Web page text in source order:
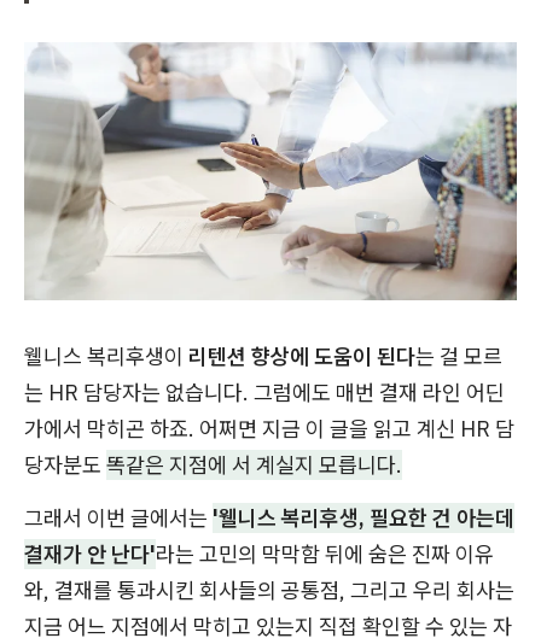
웰니스 복리후생이 리텐션 향상에 도움이 된다는 걸 모르
는 HR 담당자는 없습니다. 그럼에도 매번 결재 라인 어딘
가에서 막히곤 하죠. 어쩌면 지금 이 글을 읽고 계신 HR 담
당자분도 똑같은 지점에 서 계실지 모릅니다.
그래서 이번 글에서는 '웰니스 복리후생, 필요한 건 아는데
결재가 안 난다'라는 고민의 막막함 뒤에 숨은 진짜 이유
와, 결재를 통과시킨 회사들의 공통점, 그리고 우리 회사는
지금 어느 지점에서 막히고 있는지 직접 확인할 수 있는 자